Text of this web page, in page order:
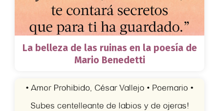
La belleza de las ruinas en la poesía de
Mario Benedetti